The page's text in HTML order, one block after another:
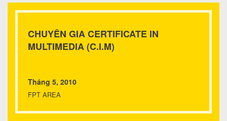
CHUYÊN GIA CERTIFICATE IN
MULTIMEDIA (C.I.M)
Tháng 5, 2010
FPT AREA